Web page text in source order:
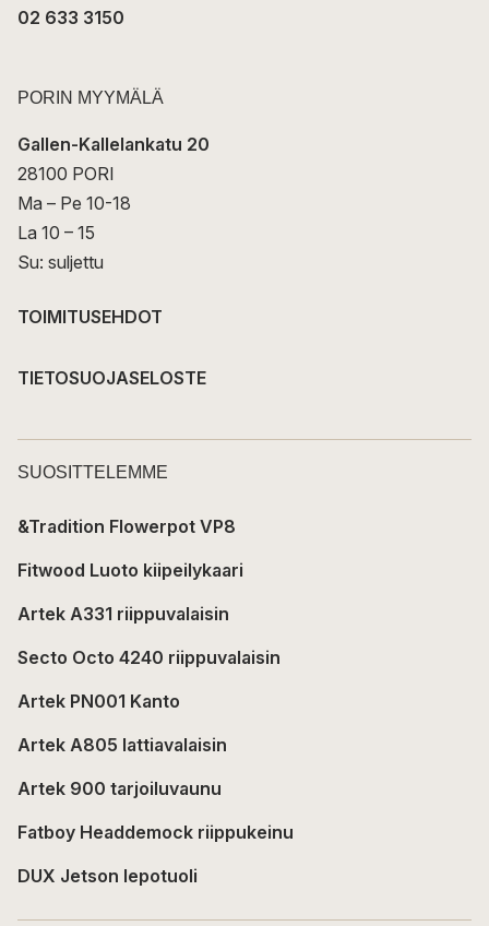
02 633 3150
PORIN MYYMÄLÄ
Gallen-Kallelankatu 20
28100 PORI
Ma – Pe 10-18
La 10 – 15
Su: suljettu
TOIMITUSEHDOT
TIETOSUOJASELOSTE
SUOSITTELEMME
&Tradition Flowerpot VP8
Fitwood Luoto kiipeilykaari
Artek A331 riippuvalaisin
Secto Octo 4240 riippuvalaisin
Artek PN001 Kanto
Artek A805 lattiavalaisin
Artek 900 tarjoiluvaunu
Fatboy Headdemock riippukeinu
DUX Jetson lepotuoli